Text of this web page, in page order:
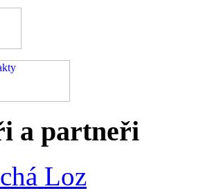
a partneři
Loz